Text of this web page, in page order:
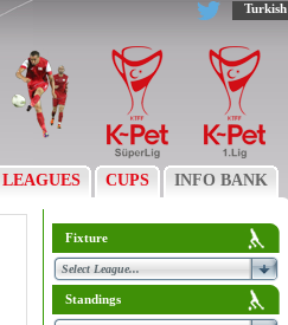
Turkish
LEAGUES CUPS INFO BANK
Fixture
Standings